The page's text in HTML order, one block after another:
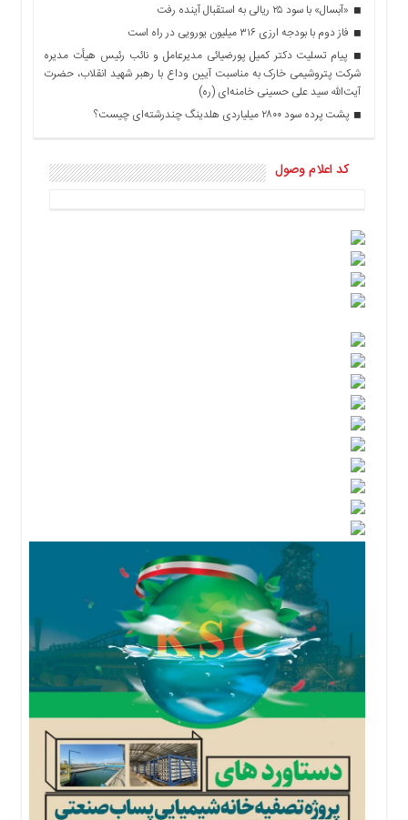
«آبسال» با سود ۲۵ ریالی به استقبال آینده رفت
فاز دوم با بودجه ارزی ۳۱۶ میلیون یورویی در راه است
پیام تسلیت دکتر کمیل پورضیائی مدیرعامل و نائب رئیس هیأت مدیره
شرکت پتروشیمی خارک به مناسبت آیین وداع با رهبر شهید انقلاب، حضرت
آیت‌الله سید علی حسینی خامنه‌ای (ره)
پشت پرده سود ۲۸۰۰ میلیاردی هلدینگ چندرشته‌ای چیست؟
کد اعلام وصول